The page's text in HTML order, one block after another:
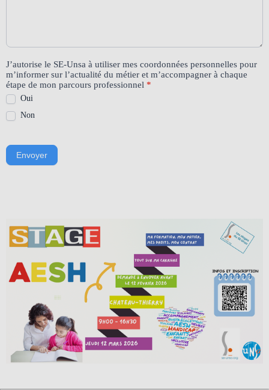
J’autorise le SE-Unsa à utiliser mes coordonnées personnelles pour
m’informer sur l’actualité du métier et m’accompagner à chaque
étape de mon parcours professionnel *
Oui
Non
Envoyer